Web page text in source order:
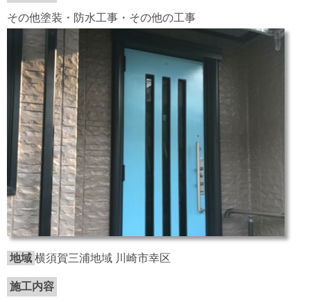
その他塗装・防水工事・その他の工事
地域 横須賀三浦地域 川崎市幸区
施工内容